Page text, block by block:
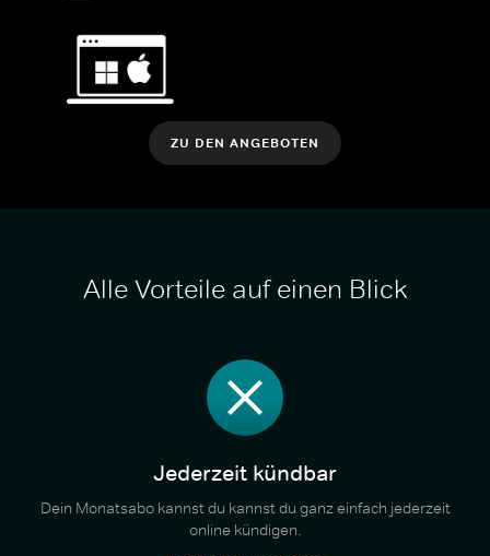
ZU DEN ANGEBOTEN
Alle Vorteile auf einen Blick
Jederzeit kündbar
Dein Monatsabo kannst du kannst du ganz einfach jederzeit
online kündigen.